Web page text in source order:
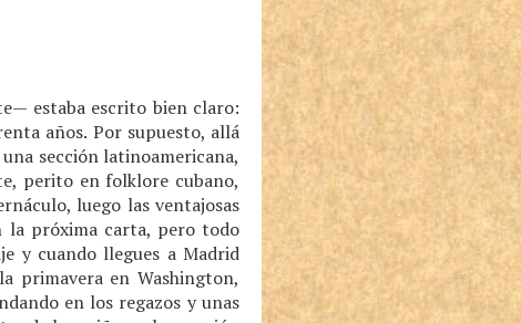
estaba escrito bien claro:
años. Por supuesto, allá
sección latinoamericana,
perito en folklore cubano,
luego las ventajosas
la próxima carta, pero todo
y cuando llegues a Madrid
primavera en Washington,
en los regazos y unas